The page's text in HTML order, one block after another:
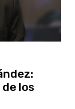
los